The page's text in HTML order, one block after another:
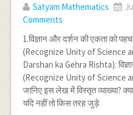
Satyam Mathematics
Comments
1.विज्ञान और दर्शन की एकता को
(Recognize Unity of Science
Darshan ka Gehra Rishta):
(Recognize Unity of Science
जानिए इस लेख में विस्तृत व्याख्या?
यदि नहीं तो किस तरह जुड़े